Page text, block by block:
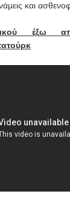
και
έξω